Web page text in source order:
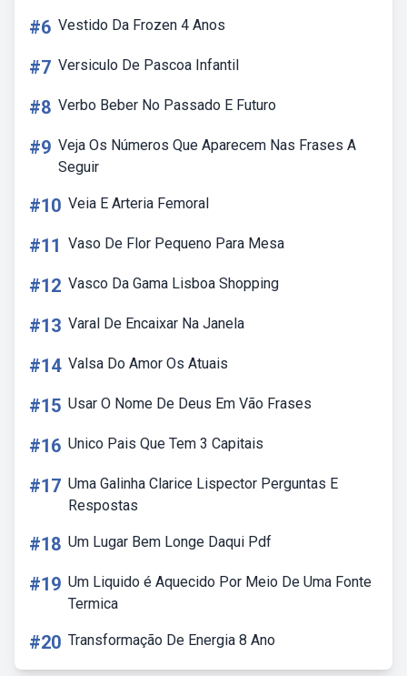
#6 Vestido Da Frozen 4 Anos
#7 Versiculo De Pascoa Infantil
#8 Verbo Beber No Passado E Futuro
#9 Veja Os Números Que Aparecem Nas Frases A
Seguir
#10 Veia E Arteria Femoral
#11 Vaso De Flor Pequeno Para Mesa
#12 Vasco Da Gama Lisboa Shopping
#13 Varal De Encaixar Na Janela
#14 Valsa Do Amor Os Atuais
#15 Usar O Nome De Deus Em Vão Frases
#16 Unico Pais Que Tem 3 Capitais
#17 Uma Galinha Clarice Lispector Perguntas E
Respostas
#18 Um Lugar Bem Longe Daqui Pdf
#19 Um Liquido é Aquecido Por Meio De Uma Fonte
Termica
#20 Transformação De Energia 8 Ano